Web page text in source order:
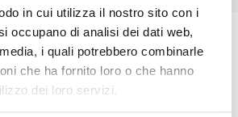
in cui utilizza il nostro sito con i
occupano di analisi dei dati web,
i quali potrebbero combinarle
che ha fornito loro o che hanno
dei loro servizi.